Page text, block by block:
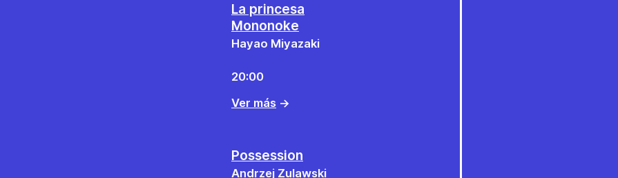
La princesa
Mononoke
Hayao Miyazaki
20:00
Ver más →
Possession
Andrzej Zulawski